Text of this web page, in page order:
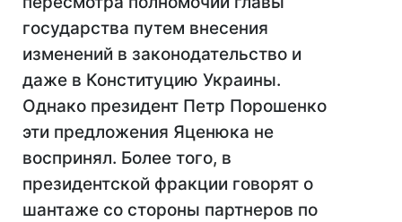
государства путем внесения
изменений в законодательство и
даже в Конституцию Украины.
Однако президент Петр Порошенко
эти предложения Яценюка не
воспринял. Более того, в
президентской фракции говорят о
шантаже со стороны партнеров по